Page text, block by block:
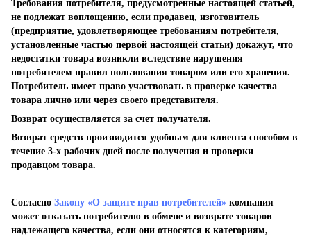
Требования потребителя, предусмотренные настоящей статьей,
не подлежат воплощению, если продавец, изготовитель
(предприятие, удовлетворяющее требованиям потребителя,
установленные частью первой настоящей статьи) докажут, что
недостатки товара возникли вследствие нарушения
потребителем правил пользования товаром или его хранения.
Потребитель имеет право участвовать в проверке качества
товара лично или через своего представителя.
Возврат осуществляется за счет получателя.
Возврат средств производится удобным для клиента способом в
течение 3-х рабочих дней после получения и проверки
продавцом товара.
Согласно Закону «О защите прав потребителей» компания
может отказать потребителю в обмене и возврате товаров
надлежащего качества, если они относятся к категориям,